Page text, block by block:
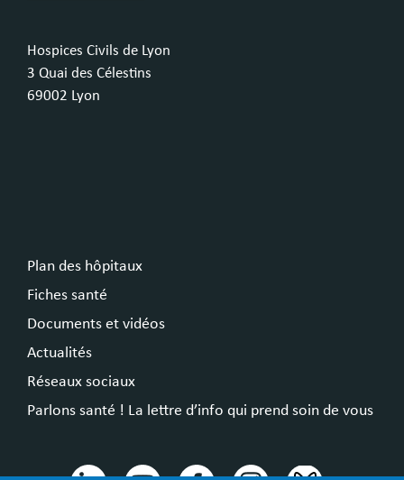
Hospices Civils de Lyon
3 Quai des Célestins
69002 Lyon
Plan des hôpitaux
Fiches santé
Documents et vidéos
Actualités
Réseaux sociaux
Parlons santé ! La lettre d’info qui prend soin de vous